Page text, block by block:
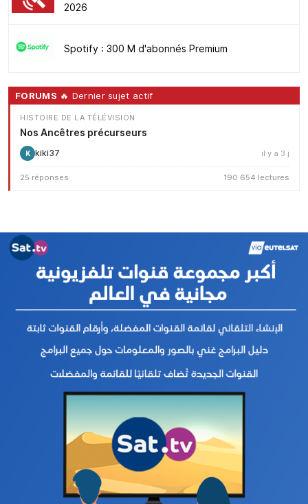
2026
Spotify : 300 M d'abonnés Premium
FORUMS 🔥 Dernier sujet actif
HISTOIRE DE LA TÉLÉVISION
Nos Ancêtres précurseurs
K kiki37 il y a 3 j
25 réponses 190 654 lectures